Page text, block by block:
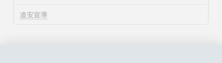
道安宣導